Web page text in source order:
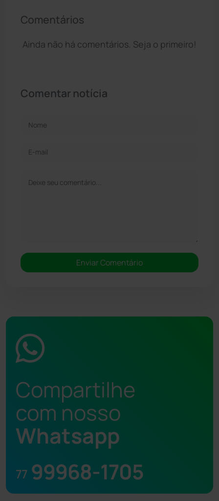
Comentários
Ainda não há comentários. Seja o primeiro!
Comentar notícia
Compartilhe
com nosso
Whatsapp
77 99968-1705